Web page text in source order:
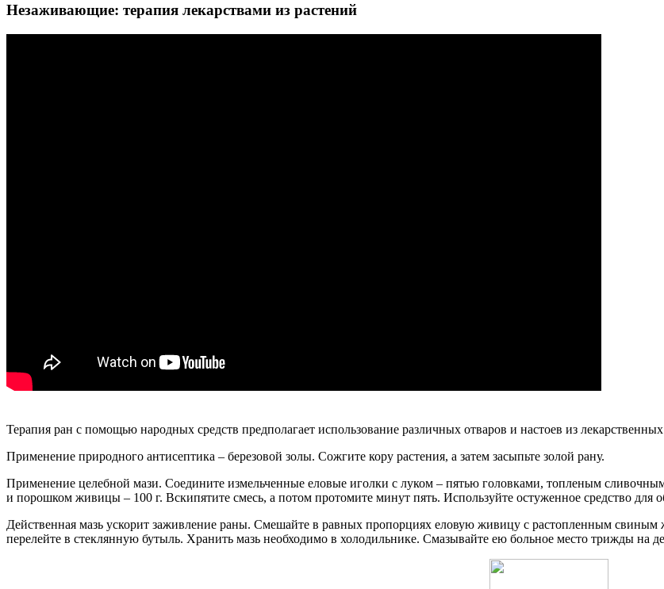
Незаживающие: терапия лекарствами из растений
Терапия ран с помощью народных средств предполагает использование различных отваров и настоев из
Применение природного антисептика – березовой золы. Сожгите кору растения, а затем засыпьте золой рану.
Применение целебной мази. Соедините измельченные еловые иголки с луком – пятью головками, топленым
и порошком живицы – 100 г. Вскипятите смесь, а потом протомите минут пять. Используйте остуженное средство для
Действенная мазь ускорит заживление раны. Смешайте в равных пропорциях еловую живицу с растопленным
перелейте в стеклянную бутыль. Хранить мазь необходимо в холодильнике. Смазывайте ею больное место трижды на